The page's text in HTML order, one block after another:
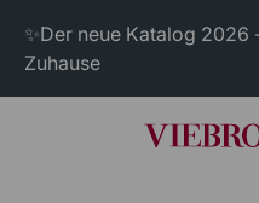
✨Der neue Katalog 2026
Zuhause